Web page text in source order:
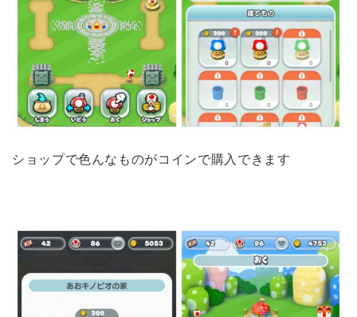
ショップで色んなものがコインで購入できます